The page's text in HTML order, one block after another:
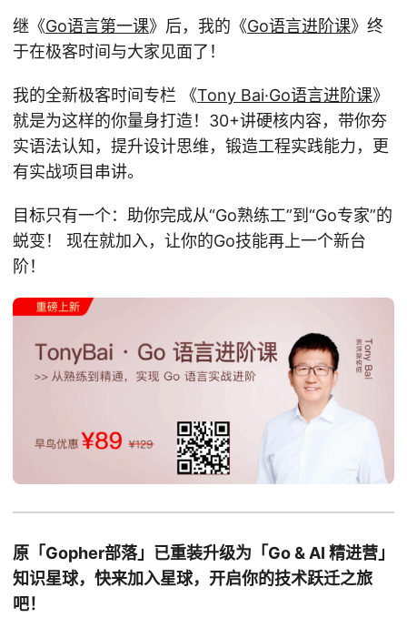
继《Go语言第一课》后，我的《Go语言进阶课》终
于在极客时间与大家见面了！
我的全新极客时间专栏 《Tony Bai·Go语言进阶课》
就是为这样的你量身打造！30+讲硬核内容，带你夯
实语法认知，提升设计思维，锻造工程实践能力，更
有实战项目串讲。
目标只有一个：助你完成从“Go熟练工”到“Go专家”的
蜕变！ 现在就加入，让你的Go技能再上一个新台
阶！
原「Gopher部落」已重装升级为「Go & AI 精进营」
知识星球，快来加入星球，开启你的技术跃迁之旅
吧！